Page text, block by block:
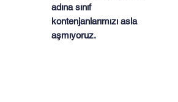
adına sınıf
kontenjanlarımızı asla
aşmıyoruz.